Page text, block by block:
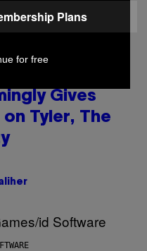
Gives
Tyler, The
Plans
for free